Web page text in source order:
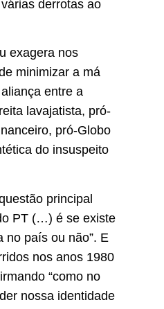
derrotas ao
exagera nos
minimizar a má
entre a
lavajatista, pró-
pró-Globo
do insuspeito
principal
PT (…) é se existe
no país ou não”. E
nos anos 1980
“como no
nossa identidade